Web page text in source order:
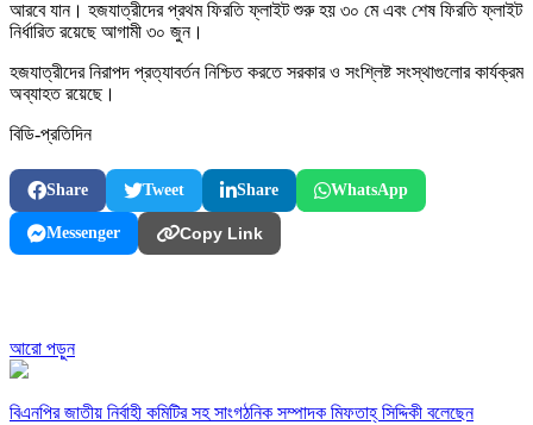
আরবে যান। হজযাত্রীদের প্রথম ফিরতি ফ্লাইট শুরু হয় ৩০ মে এবং শেষ ফিরতি ফ্লাইট
নির্ধারিত রয়েছে আগামী ৩০ জুন।
হজযাত্রীদের নিরাপদ প্রত্যাবর্তন নিশ্চিত করতে সরকার ও সংশ্লিষ্ট সংস্থাগুলোর কার্যক্রম
অব্যাহত রয়েছে।
বিডি-প্রতিদিন
Share Tweet Share WhatsApp
Messenger Copy Link
আরো পড়ুন
বিএনপির জাতীয় নির্বাহী কমিটির সহ সাংগঠনিক সম্পাদক মিফতাহ্ সিদ্দিকী বলেছেন